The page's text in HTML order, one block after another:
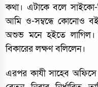
কথা। এটাকে বলে সাইকো-
আমি ও-সম্বন্ধে কোনোও
অশুভ মনে হইতে লাগিল।
বিকারের লক্ষণ বলিলেন।
এরপর কাযী সাহেব